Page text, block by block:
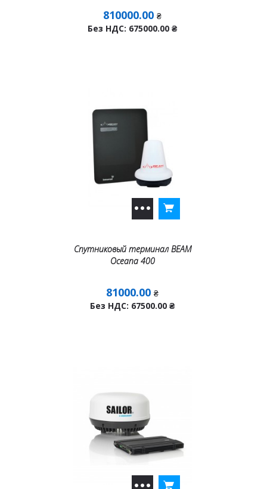
810000.00 ₴
Без НДС: 675000.00 ₴
Спутниковый терминал BEAM
Oceana 400
81000.00 ₴
Без НДС: 67500.00 ₴